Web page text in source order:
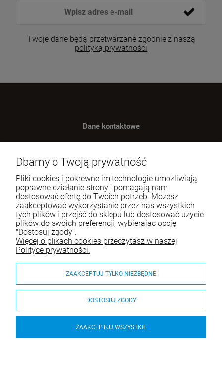
Twoje dane będą przetwarzane zgodnie z naszą
polityką prywatności
Dane kontaktowe
ul. Wręczycka 268
42-202 Częstochowa
NIP: 9492236947
Tel.:
795-760-030
E-mail: sklep@itali.pl
Pomoc
Moje konto
Płatności i dostawa
Dbamy o Twoją prywatność
Pliki cookies i pokrewne im technologie umożliwiają
poprawne działanie strony i pomagają nam
dostosować ofertę do Twoich potrzeb. Możesz
zaakceptować wykorzystanie przez nas wszystkich
tych plików i przejść do sklepu lub dostosować użycie
plików do swoich preferencji, wybierając opcję
"Dostosuj zgody".
Więcej o plikach cookies przeczytasz w naszej
Polityce prywatności.
ZAAKCEPTUJ TYLKO NIEZBĘDNE
DOSTOSUJ ZGODY
ZAAKCEPTUJ WSZYSTKIE